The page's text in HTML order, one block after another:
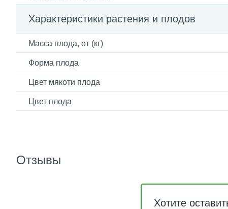
Характеристики растения и плодов
Масса плода, от (кг)
Форма плода
Цвет мякоти плода
Цвет плода
Отзывы
Хотите